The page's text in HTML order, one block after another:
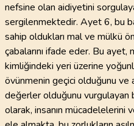
nefsine olan aidiyetini
sergilenmektedir. Ayet 6, bu
sahip oldukları mal ve mülkü
çabalarını ifade eder. Bu ayet,
kimliğindeki yeri üzerine
övünmenin geçici olduğunu ve
değerler olduğunu vurgulayan
olarak, insanın mücadelelerini